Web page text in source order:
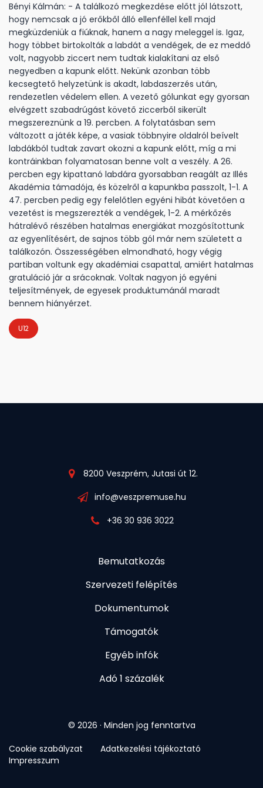
Bényi Kálmán: - A találkozó megkezdése előtt jól látszott,
hogy nemcsak a jó erőkből álló ellenféllel kell majd
megküzdeniük a fiúknak, hanem a nagy meleggel is. Igaz,
hogy többet birtokolták a labdát a vendégek, de ez meddő
volt, nagyobb ziccert nem tudtak kialakítani az első
negyedben a kapunk előtt. Nekünk azonban több
kecsegtető helyzetünk is akadt, labdaszerzés után,
rendezetlen védelem ellen. A vezető gólunkat egy gyorsan
elvégzett szabadrúgást követő ziccerből sikerült
megszereznünk a 19. percben. A folytatásban sem
változott a játék képe, a vasiak többnyire oldalról beívelt
labdákból tudtak zavart okozni a kapunk előtt, míg a mi
kontráinkban folyamatosan benne volt a veszély. A 26.
percben egy kipattanó labdára gyorsabban reagált az Illés
Akadémia támadója, és közelről a kapunkba passzolt, 1-1. A
47. percben pedig egy felelőtlen egyéni hibát követően a
vezetést is megszerezték a vendégek, 1-2. A mérkőzés
hátralévő részében hatalmas energiákat mozgósítottunk
az egyenlítésért, de sajnos több gól már nem született a
találkozón. Összességében elmondható, hogy végig
partiban voltunk egy akadémiai csapattal, amiért hatalmas
gratuláció jár a srácoknak. Voltak nagyon jó egyéni
teljesítmények, de egyesek produktumánál maradt
bennem hiányérzet.
U12
8200 Veszprém, Jutasi út 12.
info@veszpremuse.hu
+36 30 936 3022
Bemutatkozás
Szervezeti felépítés
Dokumentumok
Támogatók
Egyéb infók
Adó 1 százalék
© 2026 · Minden jog fenntartva
Cookie szabályzat
Adatkezelési tájékoztató
Impresszum